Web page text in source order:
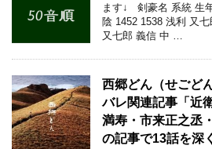
ます↓ 剣豪名 系統 生
陰 1452 1538 浅利 又
又七郎 義信 中 …
西郷どん（せごど
バレ関連記事「近
満寿・市来正之丞
の記事で13話を深